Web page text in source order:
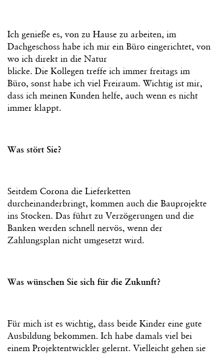
Ich genieße es, von zu Hause zu arbeiten, im
Dachgeschoss habe ich mir ein Büro eingerichtet, von
wo ich direkt in die Natur
blicke. Die Kollegen treffe ich immer freitags im
Büro, sonst habe ich viel Freiraum. Wichtig ist mir,
dass ich meinen Kunden helfe, auch wenn es nicht
immer klappt.
Was stört Sie?
Seitdem Corona die Lieferketten
durcheinanderbringt, kommen auch die Bauprojekte
ins Stocken. Das führt zu Verzögerungen und die
Banken werden schnell nervös, wenn der
Zahlungsplan nicht umgesetzt wird.
Was wünschen Sie sich für die Zukunft?
Für mich ist es wichtig, dass beide Kinder eine gute
Ausbildung bekommen. Ich habe damals viel bei
einem Projektentwickler gelernt. Vielleicht gehen sie